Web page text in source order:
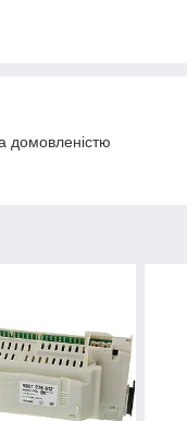
домовленістю